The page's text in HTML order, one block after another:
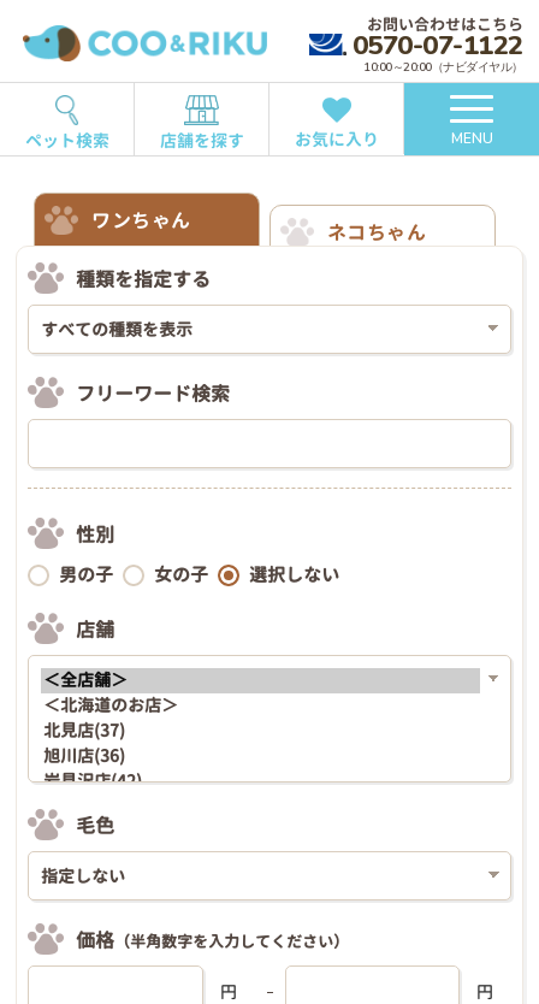
お問い合わせはこちら
0570-07-1122
10:00～20:00（ナビダイヤル）
ペット検索 店舗を探す お気に入り MENU
ワンちゃん
ネコちゃん
種類を指定する
フリーワード検索
性別
男の子 女の子 選択しない
店舗
毛色
価格 （半角数字を入力してください）
円 円